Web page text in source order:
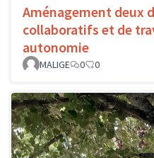
Aménagement deux
collaboratifs et de
autonomie
MALIGE 0 0